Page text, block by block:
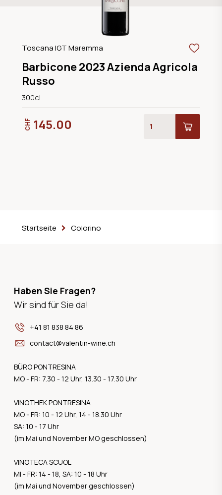
Toscana IGT Maremma
Barbicone 2023 Azienda Agricola
Russo
300cl
CHF 145.00
Startseite Colorino
Haben Sie Fragen?
Wir sind für Sie da!
+41 81 838 84 86
contact@valentin-wine.ch
BÜRO PONTRESINA
MO - FR: 7.30 - 12 Uhr, 13.30 - 17.30 Uhr
VINOTHEK PONTRESINA
MO - FR: 10 - 12 Uhr, 14 - 18.30 Uhr
SA: 10 - 17 Uhr
(im Mai und November MO geschlossen)
VINOTECA SCUOL
MI - FR: 14 - 18, SA: 10 - 18 Uhr
(im Mai und November geschlossen)